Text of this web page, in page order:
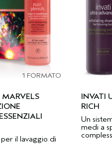
1 FORMATO
MARVELS
il lavaggio di
INVATI
RICH
Un
medi a